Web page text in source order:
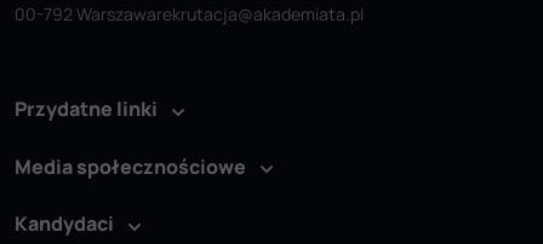
00-792 Warszawarekrutacja@akademiata.pl
Przydatne linki
Media społecznościowe
Kandydaci